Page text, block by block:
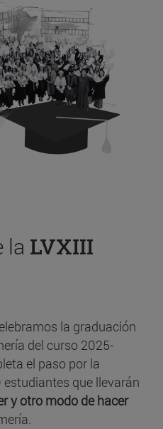
la LVXIII
la graduación
del curso 2025-
el paso por la
que llevarán
y otro modo de hacer